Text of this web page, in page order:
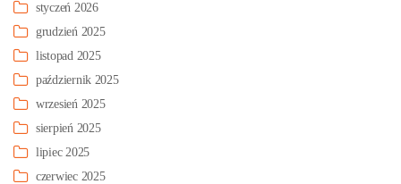
styczeń 2026
grudzień 2025
listopad 2025
październik 2025
wrzesień 2025
sierpień 2025
lipiec 2025
czerwiec 2025